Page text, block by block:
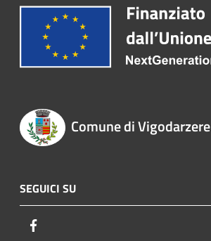
Comune di Vigodarzere
SEGUICI SU